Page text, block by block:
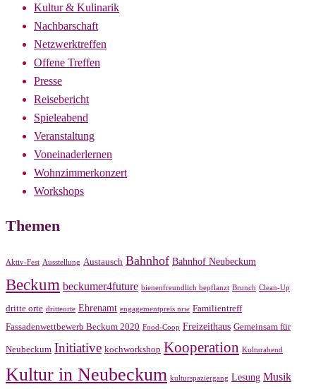
Kultur & Kulinarik
Nachbarschaft
Netzwerktreffen
Offene Treffen
Presse
Reisebericht
Spieleabend
Veranstaltung
Voneinaderlernen
Wohnzimmerkonzert
Workshops
Themen
Aktiv-Fest Ausstellung Austausch Bahnhof Bahnhof Neubeckum
Beckum beckumer4future bienenfreundlich bepflanzt Brunch Clean-Up
dritte orte dritteorte Ehrenamt engagementpreis nrw Familientreff
Fassadenwettbewerb Beckum 2020 Food-Coop Freizeithaus Gemeinsam für
Neubeckum Initiative kochworkshop Kooperation Kulturabend
Kultur in Neubeckum kulturspaziergang Lesung Musik